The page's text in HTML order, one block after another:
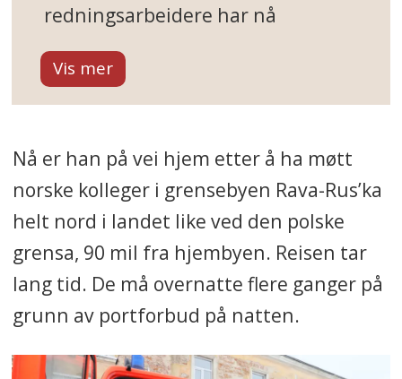
redningsarbeidere har nå
gjennomført sju turer til Ukraina
på frivillig basis.
trailerlass med utstyr. Biler og
utstyr kommer brann- og
redningsvesen og
ambulansetjeneste i Dnipro
distrikt til gode.
I februar 2023 reiser de frivillige
Nå er han på vei hjem etter å ha møtt
norske kolleger i grensebyen Rava-Rus’ka
helt nord i landet like ved den polske
grensa, 90 mil fra hjembyen. Reisen tar
lang tid. De må overnatte flere ganger på
grunn av portforbud på natten.